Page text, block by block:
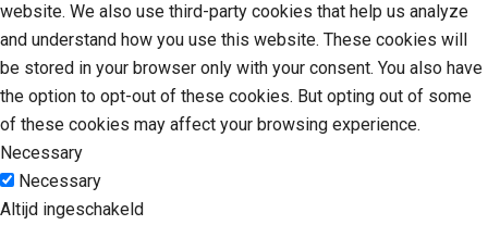
website. We also use third-party cookies that help us analyze
and understand how you use this website. These cookies will
be stored in your browser only with your consent. You also have
the option to opt-out of these cookies. But opting out of some
of these cookies may affect your browsing experience.
Necessary
Necessary
Altijd ingeschakeld